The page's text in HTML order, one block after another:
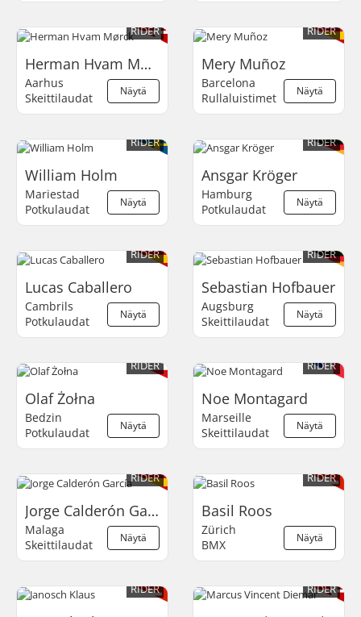
RIDER
Herman Hvam Mørck
Näytä
Aarhus
Skeittilaudat
RIDER
Mery Muñoz
Näytä
Barcelona
Rullaluistimet
RIDER
William Holm
Näytä
Mariestad
Potkulaudat
RIDER
Ansgar Kröger
Näytä
Hamburg
Potkulaudat
RIDER
Lucas Caballero
Näytä
Cambrils
Potkulaudat
RIDER
Sebastian Hofbauer
Näytä
Augsburg
Skeittilaudat
RIDER
Olaf Żołna
Näytä
Bedzin
Potkulaudat
RIDER
Noe Montagard
Näytä
Marseille
Skeittilaudat
RIDER
Jorge Calderón García
Näytä
Malaga
Skeittilaudat
RIDER
Basil Roos
Näytä
Zürich
BMX
RIDER RIDER